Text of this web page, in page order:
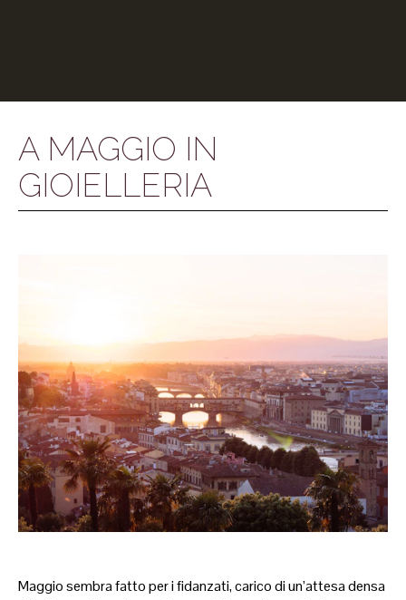
A MAGGIO IN
GIOIELLERIA
Maggio sembra fatto per i fidanzati, carico di un’attesa densa